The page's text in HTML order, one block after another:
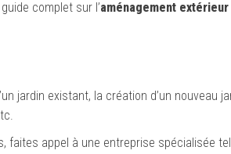
complet sur l’aménagement extérieur
jardin existant, la création d’un nouveau
faites appel à une entreprise spécialisée